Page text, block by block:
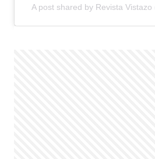
A post shared by Revista